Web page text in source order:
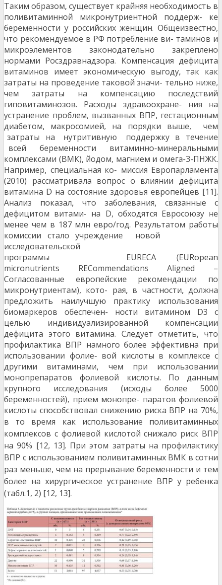
Таким образом, существует крайняя необходимость в
поливитаминной микронутриентной поддерж- ке
беременности у российских женщин. Общеизвестно,
что рекомендуемое в РФ потребление ви- таминов и
микроэлементов законодательно закреплено
нормами Росздравнадзора. Компенсация дефицита
витаминов имеет экономическую выгоду, так как
затраты на проведение таковой значи- тельно ниже,
чем затраты на компенсацию последствий
гиповитаминозов. Расходы здравоохране- ния на
устранение проблем, вызванных ВПР, гестационным
диабетом, макросомией, на порядки выше, чем
затраты на нутритивную поддержку в течение
всей беременности витаминно-минеральными
комплексами (ВМК), йодом, магнием и омега-3-ПНЖК.
Например, специальная ко- миссия Европарламента
(2010) рассматривала вопрос о влиянии дефицита
витамина D на состояние здоровья европейцев [11].
Анализ показал, что заболевания, связанные с
дефицитом витами- на D, обходятся Евросоюзу не
менее чем в 187 млн евро/год. Результатом работы
комиссии стало учреждение новой
исследовательской
программы EURECA (EURopean
micronutrients RECommendations Aligned –
Согласованные европейские рекомендации по
микронутриентам), кото- рая, в частности, должна
предложить наилучшую практику использования
биомаркеров обеспечен- ности витамином D3 с
целью индивидуализированной компенсации
дефицита этого витамина. Следует отметить, что
профилактика ВПР намного более эффективна при
использовании фолие- вой кислоты в комплексе с
другими витаминами, чем при использовании
монопрепаратов фолиевой кислоты. По данным
крупного исследования (исходы более 5000
беременностей), прием монопре- паратов фолиевой
кислоты способствовал снижению риска ВПР на 70%,
в то время как использование поливитаминных
комплексов с фолиевой кислотой снижало риск ВПР
на 90% [12, 13]. При этом затраты на профилактику
ВПР с использованием поливитаминных ВМК в сотни
раз меньше, чем на прерывание беременности и тем
более на хирургическое устранение ВПР у ребенка
(табл.1, 2) [12, 13].